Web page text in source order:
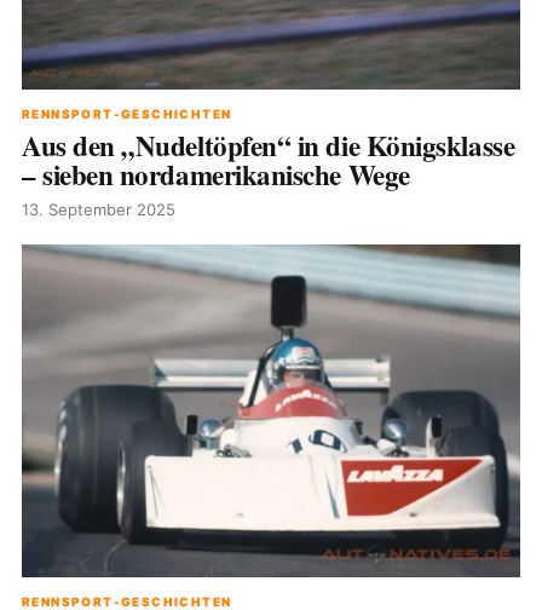
RENNSPORT-GESCHICHTEN
Aus den „Nudeltöpfen“ in die Königsklasse
– sieben nordamerikanische Wege
13. September 2025
RENNSPORT-GESCHICHTEN